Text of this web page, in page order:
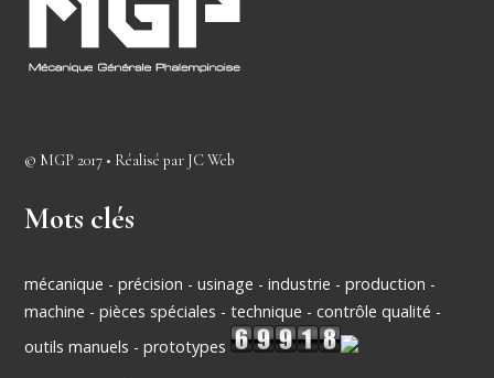
© MGP 2017 • Réalisé par JC Web
Mots clés
mécanique - précision - usinage - industrie - production -
machine - pièces spéciales - technique - contrôle qualité -
outils manuels - prototypes